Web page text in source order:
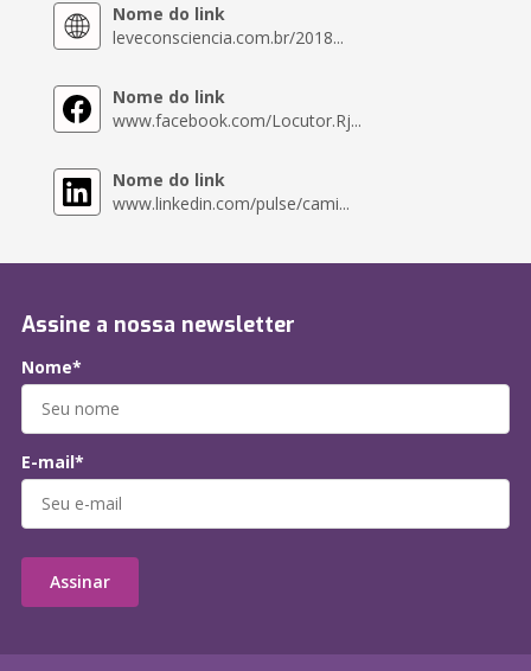
Nome do link
leveconsciencia.com.br/2018...
Nome do link
www.facebook.com/Locutor.Rj...
Nome do link
www.linkedin.com/pulse/cami...
Assine a nossa newsletter
Nome*
E-mail*
Assinar